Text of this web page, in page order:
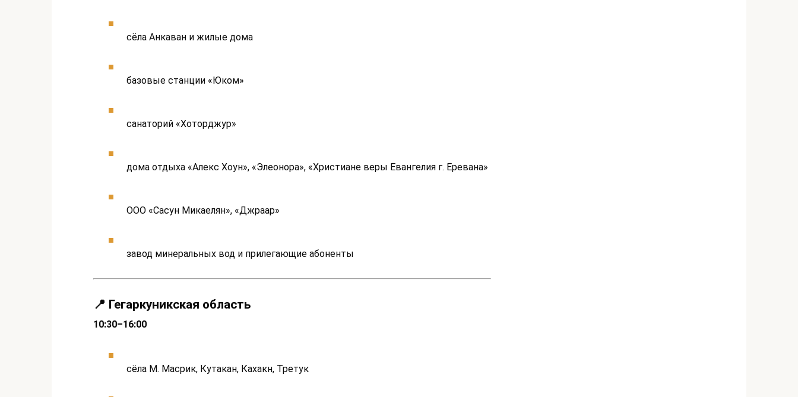
сёла Анкаван и жилые дома
базовые станции «Юком»
санаторий «Хоторджур»
дома отдыха «Алекс Хоун», «Элеонора», «Христиане веры Евангелия г. Еревана»
ООО «Сасун Микаелян», «Джраар»
завод минеральных вод и прилегающие абоненты
📍 Гегаркуникская область
10:30–16:00
сёла М. Масрик, Кутакан, Кахакн, Третук